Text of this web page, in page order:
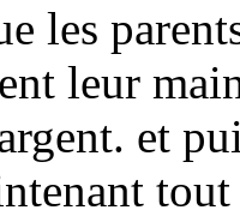
les
leur
et